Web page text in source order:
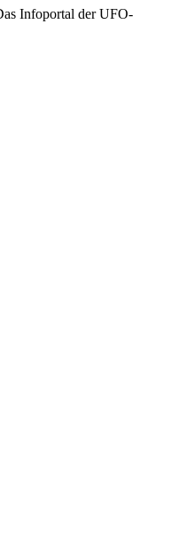
Infoportal der UFO-